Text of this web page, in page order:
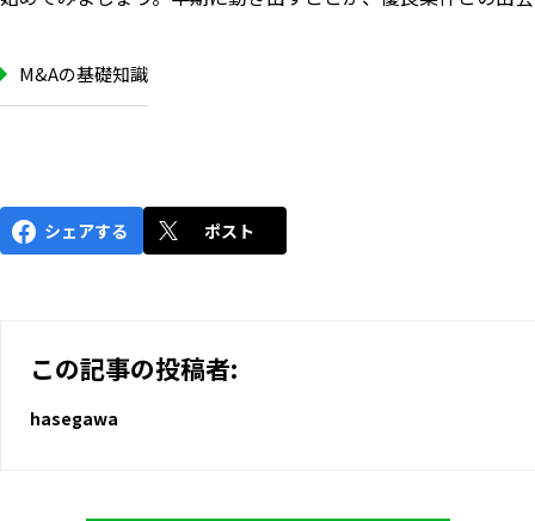
M&Aの基礎知識
シェアする ポスト
この記事の投稿者:
hasegawa